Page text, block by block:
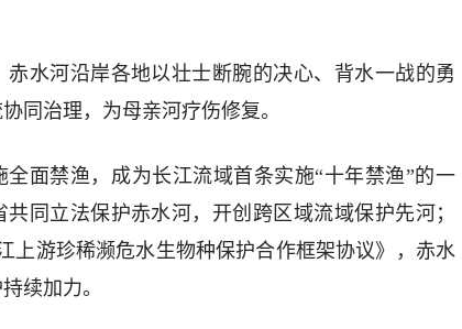
水河沿岸各地以壮士断腕的决心、背水一战的勇
同治理，为母亲河疗伤修复。
全面禁渔，成为长江流域首条实施“十年禁渔”的一
同立法保护赤水河，开创跨区域流域保护先河；
上游珍稀濒危水生物种保护合作框架协议》，赤水
续加力。